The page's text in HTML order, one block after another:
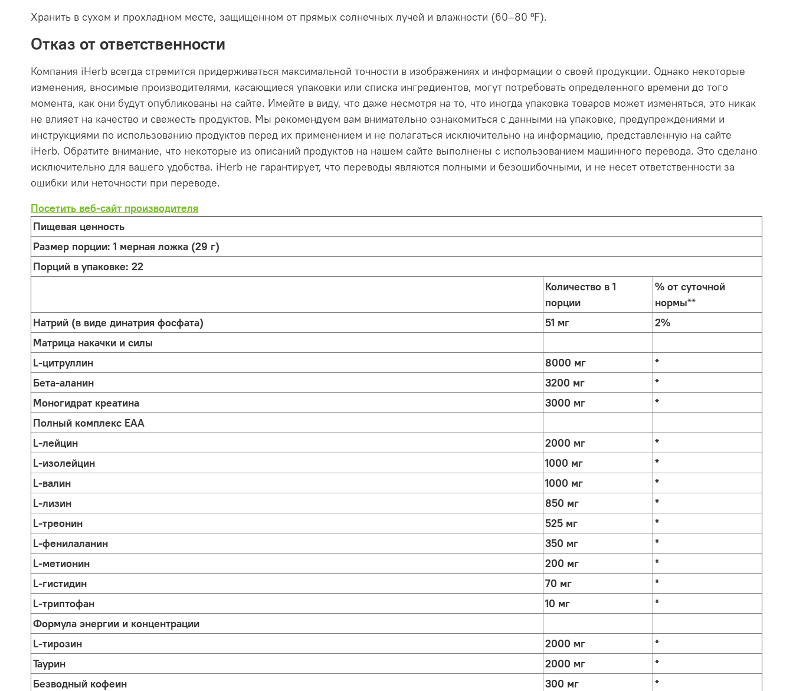
Хранить в сухом и прохладном месте, защищенном от прямых солнечных лучей и влажности (60–80 ºF).
Отказ от ответственности
Компания iHerb всегда стремится придерживаться максимальной точности в изображениях и информации о своей продукции. Однако некоторые
изменения, вносимые производителями, касающиеся упаковки или списка ингредиентов, могут потребовать определенного времени до того
момента, как они будут опубликованы на сайте. Имейте в виду, что даже несмотря на то, что иногда упаковка товаров может изменяться, это никак
не влияет на качество и свежесть продуктов. Мы рекомендуем вам внимательно ознакомиться с данными на упаковке, предупреждениями и
инструкциями по использованию продуктов перед их применением и не полагаться исключительно на информацию, представленную на сайте
iHerb. Обратите внимание, что некоторые из описаний продуктов на нашем сайте выполнены с использованием машинного перевода. Это сделано
исключительно для вашего удобства. iHerb не гарантирует, что переводы являются полными и безошибочными, и не несет ответственности за
ошибки или неточности при переводе.
Посетить веб-сайт производителя
Пищевая ценность
Размер порции: 1 мерная ложка (29 г)
Порций в упаковке: 22
Количество в 1
порции
% от суточной
нормы**
Натрий (в виде динатрия фосфата)
51 мг
2%
Матрица накачки и силы
L-цитруллин
8000 мг
*
Бета-аланин
3200 мг
*
Моногидрат креатина
3000 мг
*
Полный комплекс EAA
L-лейцин
2000 мг
*
L-изолейцин
1000 мг
*
L-валин
1000 мг
*
L-лизин
850 мг
*
L-треонин
525 мг
*
L-фенилаланин
350 мг
*
L-метионин
200 мг
*
L-гистидин
70 мг
*
L-триптофан
10 мг
*
Формула энергии и концентрации
L-тирозин
2000 мг
*
Таурин
2000 мг
*
Безводный кофеин
300 мг *